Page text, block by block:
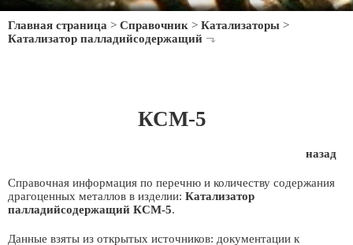
Главная страница > Справочник > Катализаторы >
Катализатор палладийсодержащий
КСМ-5
назад
Справочная информация по перечню и количеству содержания
драгоценных металлов в изделии: Катализатор
палладийсодержащий КСМ-5.
Данные взяты из открытых источников: документации к